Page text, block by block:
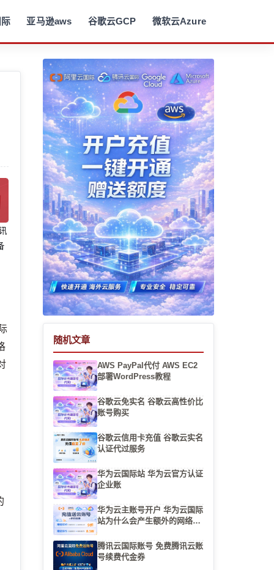
亚马逊aws 谷歌云GCP 微软云Azure
随机文章
AWS PayPal代付 AWS EC2
部署WordPress教程
谷歌云免实名 谷歌云高性价比
账号购买
谷歌云信用卡充值 谷歌云实名
认证代过服务
华为云国际站 华为云官方认证
企业账
华为云主账号开户 华为云国际
站为什么会产生额外的网络流
腾讯云国际账号 免费腾讯云账
号续费代金券